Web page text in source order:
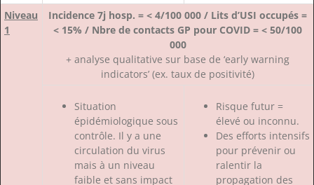
Niveau
1
Incidence 7j hosp. = < 4/100 000 / Lits d’USI occupés =
< 15% / Nbre de contacts GP pour COVID = < 50/100
000
+ analyse qualitative sur base de ‘early warning
indicators’ (ex. taux de positivité)
Situation
épidémiologique sous
contrôle. Il y a une
circulation du virus
mais à un niveau
faible et sans impact
Risque futur =
élevé ou inconnu.
Des efforts intensifs
pour prévenir ou
ralentir la
propagation des